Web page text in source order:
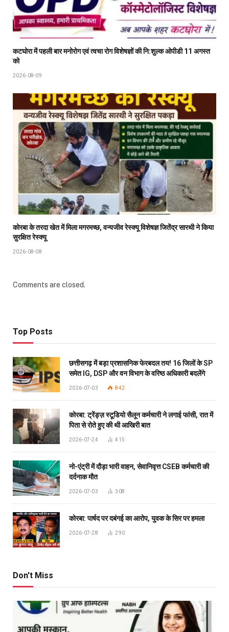
कटघोरा में पहली बार मनोरोग एवं त्वचा रोग विशेषज्ञों की नि:शुल्क ओपीडी 11 अगस्त
को
2026-08-09
कोरबा के तरदा खेत में मिला मगरमच्छ, वन्यजीव रेस्क्यू विशेषज्ञ जितेंद्र सारथी ने किया
सुरक्षित रेस्क्यू
2026-08-08
Comments are closed.
Top Posts
छत्तीसगढ़ में बड़ा प्रशासनिक फेरबदल तय! 16 जिलों के SP
समेत IG, DSP और वन विभाग के वरिष्ठ अधिकारी बदलेंगे
2026-07-03 842
कोरबा: ट्रेंड्ज़ स्टूडियो सैलून कर्मचारी ने लगाई फांसी, रात में
पिता से रोते हुए की थी आखिरी बात
2026-07-24 415
नो-एंट्री में दौड़ा भारी वाहन, सेवानिवृत्त CSEB कर्मचारी की
दर्दनाक मौत
2026-07-03 308
कोरबा: पार्षद पर दबंगई का आरोप, युवक के सिर पर हमला
2026-07-28 290
Don't Miss